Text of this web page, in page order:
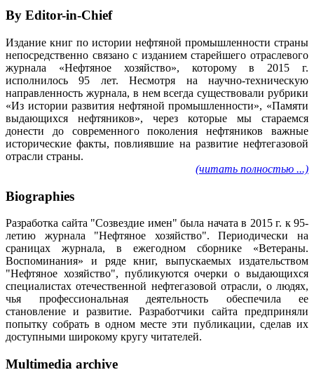
By Editor-in-Chief
Издание книг по истории нефтяной промышленности страны
непосредственно связано с изданием старейшего отраслевого
журнала «Нефтяное хозяйство», которому в 2015 г.
исполнилось 95 лет. Несмотря на научно-техническую
направленность журнала, в нем всегда существовали рубрики
«Из истории развития нефтяной промышленности», «Памяти
выдающихся нефтяников», через которые мы стараемся
донести до современного поколения нефтяников важные
исторические факты, повлиявшие на развитие нефтегазовой
отрасли страны.
(читать полностью ...)
Biographies
Разработка сайта "Созвездие имен" была начата в 2015 г. к 95-
летию журнала "Нефтяное хозяйство". Периодически на
сраницах журнала, в ежегодном сборнике «Ветераны.
Воспоминания» и ряде книг, выпускаемых издательством
"Нефтяное хозяйство", публикуются очерки о выдающихся
специалистах отечественной нефтегазовой отрасли, о людях,
чья профессиональная деятельность обеспечила ее
становление и развитие. Разработчики сайта предприняли
попытку собрать в одном месте эти публикации, сделав их
доступными широкому кругу читателей.
Multimedia archive